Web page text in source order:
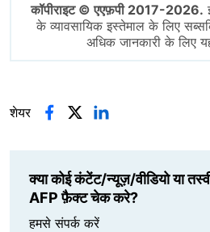
कॉपीराइट © एएफ़पी 2017-2026.
के व्यावसायिक इस्तेमाल के लिए
अधिक जानकारी के लिए
शेयर
क्या कोई कंटेंट/न्यूज़/वीडियो या
AFP फ़ैक्ट चेक करे?
हमसे संपर्क करें